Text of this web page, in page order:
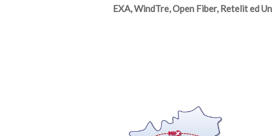
EXA, WindTre, Open Fiber, Retelit ed